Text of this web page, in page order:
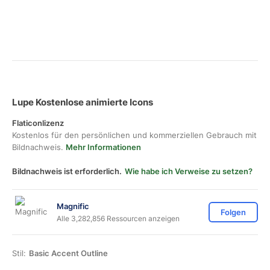
Lupe Kostenlose animierte Icons
Flaticonlizenz
Kostenlos für den persönlichen und kommerziellen Gebrauch mit
Bildnachweis. Mehr Informationen
Bildnachweis ist erforderlich. Wie habe ich Verweise zu setzen?
Magnific
Alle 3,282,856 Ressourcen anzeigen
Folgen
Stil: Basic Accent Outline